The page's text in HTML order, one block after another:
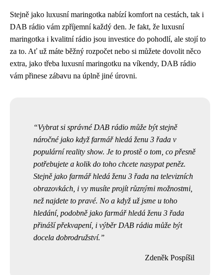
Stejně jako luxusní maringotka nabízí komfort na cestách, tak i
DAB rádio vám zpříjemní každý den. Je fakt, že luxusní
maringotka i kvalitní rádio jsou investice do pohodlí, ale stojí to
za to. Ať už máte běžný rozpočet nebo si můžete dovolit něco
extra, jako třeba luxusní maringotku na víkendy, DAB rádio
vám přinese zábavu na úplně jiné úrovni.
Vybrat si správné DAB rádio může být stejně
náročné jako když farmář hledá ženu 3 řada v
populární reality show. Je to prostě o tom, co přesně
potřebujete a kolik do toho chcete nasypat peněz.
Stejně jako farmář hledá ženu 3 řada na televizních
obrazovkách, i vy musíte projít různými možnostmi,
než najdete to pravé. No a když už jsme u toho
hledání, podobně jako farmář hledá ženu 3 řada
přináší překvapení, i výběr DAB rádia může být
docela dobrodružství.
Zdeněk Pospíšil